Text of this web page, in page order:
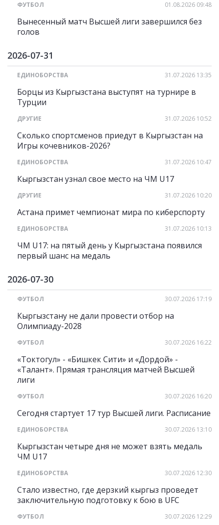
ФУТБОЛ 01.08.2026 09:48
Вынесенный матч Высшей лиги завершился без
голов
2026-07-31
ЕДИНОБОРСТВА 31.07.2026 13:35
Борцы из Кыргызстана выступят на турнире в
Турции
ДРУГИЕ 31.07.2026 10:52
Сколько спортсменов приедут в Кыргызстан на
Игры кочевников-2026?
ЕДИНОБОРСТВА 31.07.2026 10:47
Кыргызстан узнал свое место на ЧМ U17
ДРУГИЕ 31.07.2026 10:20
Астана примет чемпионат мира по киберспорту
ЕДИНОБОРСТВА 31.07.2026 10:13
ЧМ U17: на пятый день у Кыргызстана появился
первый шанс на медаль
2026-07-30
ФУТБОЛ 30.07.2026 17:19
Кыргызстану не дали провести отбор на
Олимпиаду-2028
ФУТБОЛ 30.07.2026 16:22
«Токтогул» - «Бишкек Сити» и «Дордой» -
«Талант». Прямая трансляция матчей Высшей
лиги
ФУТБОЛ 30.07.2026 16:20
Сегодня стартует 17 тур Высшей лиги. Расписание
ЕДИНОБОРСТВА 30.07.2026 13:10
Кыргызстан четыре дня не может взять медаль
ЧМ U17
ЕДИНОБОРСТВА 30.07.2026 12:30
Стало известно, где дерзкий кыргыз проведет
заключительную подготовку к бою в UFC
ФУТБОЛ 30.07.2026 12:29